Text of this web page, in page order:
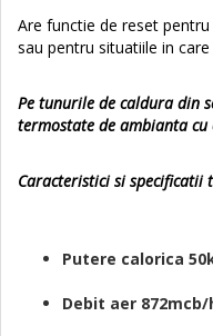
Are functie de reset
sau pentru situatiile in
Pe tunurile de caldura din
termostate de ambianta
Caracteristici si specificatii
Putere calorica
Debit aer 872mcb/